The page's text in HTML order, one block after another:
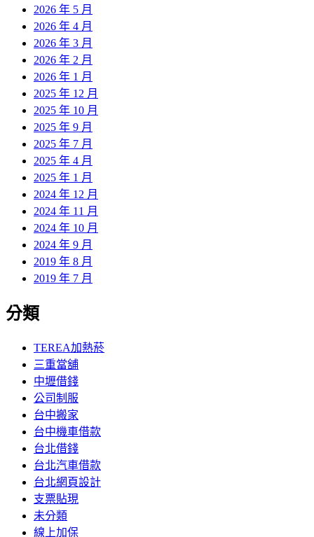
2026 年 5 月
2026 年 4 月
2026 年 3 月
2026 年 2 月
2026 年 1 月
2025 年 12 月
2025 年 10 月
2025 年 9 月
2025 年 7 月
2025 年 4 月
2025 年 1 月
2024 年 12 月
2024 年 11 月
2024 年 10 月
2024 年 9 月
2019 年 8 月
2019 年 7 月
分類
TEREA加熱菸
三重當舖
中壢借錢
公司制服
台中搬家
台中機車借款
台北借錢
台北汽車借款
台北網頁設計
支票貼現
未分類
線上加保